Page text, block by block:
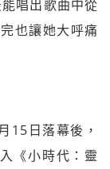
唱出歌曲中從
也讓她大呼痛
15日落幕後，
《小時代：靈